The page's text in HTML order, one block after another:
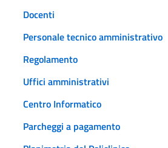
Docenti
Personale tecnico amministrativo
Regolamento
Uffici amministrativi
Centro Informatico
Parcheggi a pagamento